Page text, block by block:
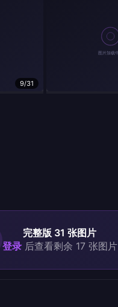
9/31
完整版 31 张图片
登录后查看剩余 17 张图片